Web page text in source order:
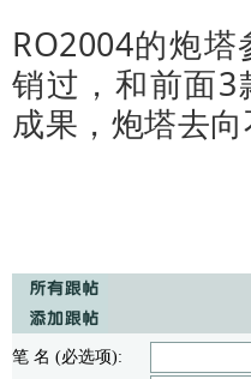
RO2004的炮
销过，和前面3
成果，炮塔去向
笔 名 (必选项):